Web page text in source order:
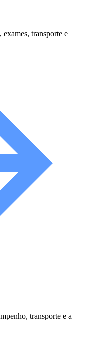
transporte e
transporte e a